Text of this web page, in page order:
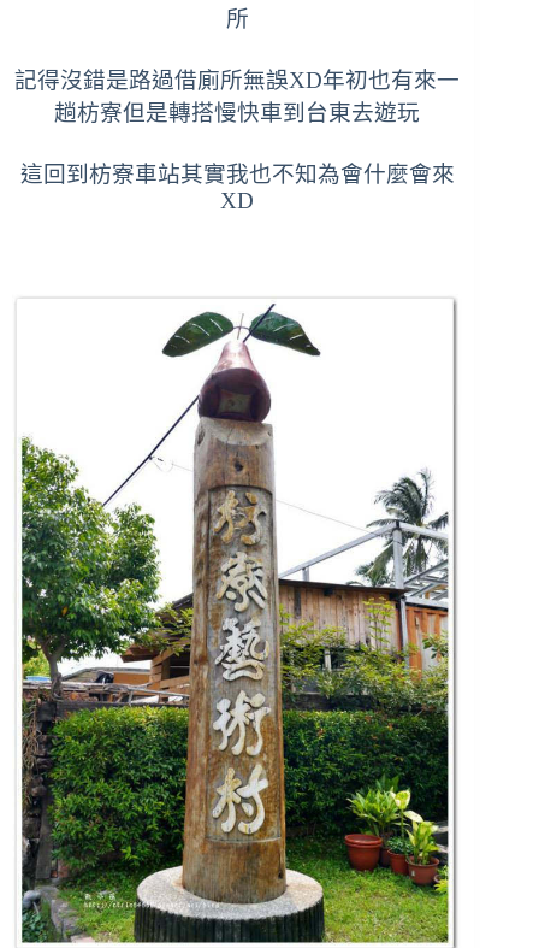
所
記得沒錯是路過借廁所無誤XD年初也有來一
趟枋寮但是轉搭慢快車到台東去遊玩
這回到枋寮車站其實我也不知為會什麼會來
XD